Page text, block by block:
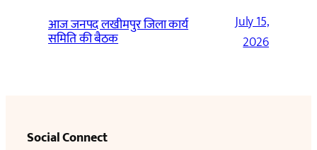
आज जनपद लखीमपुर जिला कार्य
समिति की बैठक
July 15,
2026
Social Connect